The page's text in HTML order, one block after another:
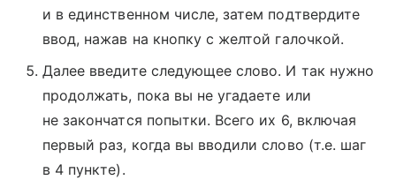
и в единственном числе, затем подтвердите
ввод, нажав на кнопку с желтой галочкой.
Далее введите следующее слово. И так нужно
продолжать, пока вы не угадаете или
не закончатся попытки. Всего их 6, включая
первый раз, когда вы вводили слово (т.е. шаг
в 4 пункте).